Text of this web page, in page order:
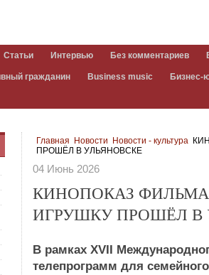
Статьи Интервью Без комментариев
гражданин Business music Бизнес-
Главная Новости Новости - культура
ПРОШЁЛ В УЛЬЯНОВСКЕ
04 Июнь 2026
КИНОПОКАЗ
ИГРУШКУ ПРОШЁЛ В
В рамках XVII
телепрограмм для